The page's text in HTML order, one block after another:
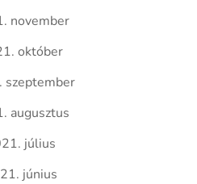
november
október
szeptember
augusztus
július
június